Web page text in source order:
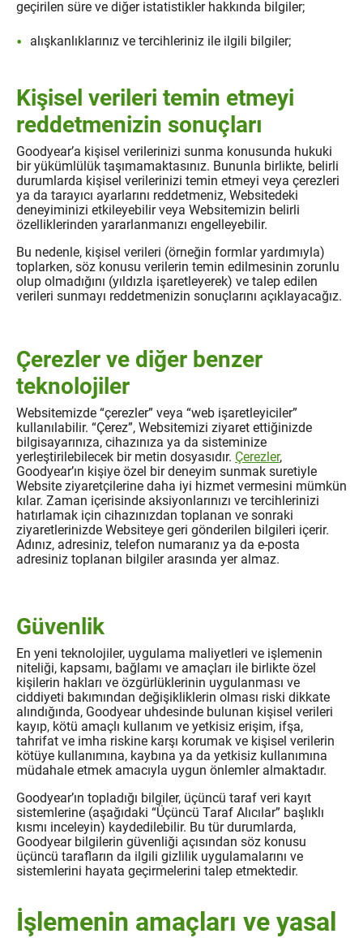
geçirilen süre ve diğer istatistikler hakkında bilgiler;
alışkanlıklarınız ve tercihleriniz ile ilgili bilgiler;
Kişisel verileri temin etmeyi
reddetmenizin sonuçları
Goodyear’a kişisel verilerinizi sunma konusunda hukuki
bir yükümlülük taşımamaktasınız. Bununla birlikte, belirli
durumlarda kişisel verilerinizi temin etmeyi veya çerezleri
ya da tarayıcı ayarlarını reddetmeniz, Websitedeki
deneyiminizi etkileyebilir veya Websitemizin belirli
özelliklerinden yararlanmanızı engelleyebilir.
Bu nedenle, kişisel verileri (örneğin formlar yardımıyla)
toplarken, söz konusu verilerin temin edilmesinin zorunlu
olup olmadığını (yıldızla işaretleyerek) ve talep edilen
verileri sunmayı reddetmenizin sonuçlarını açıklayacağız.
Çerezler ve diğer benzer
teknolojiler
Websitemizde “çerezler” veya “web işaretleyiciler”
kullanılabilir. “Çerez”, Websitemizi ziyaret ettiğinizde
bilgisayarınıza, cihazınıza ya da sisteminize
yerleştirilebilecek bir metin dosyasıdır. Çerezler,
Goodyear’ın kişiye özel bir deneyim sunmak suretiyle
Website ziyaretçilerine daha iyi hizmet vermesini mümkün
kılar. Zaman içerisinde aksiyonlarınızı ve tercihlerinizi
hatırlamak için cihazınızdan toplanan ve sonraki
ziyaretlerinizde Websiteye geri gönderilen bilgileri içerir.
Adınız, adresiniz, telefon numaranız ya da e-posta
adresiniz toplanan bilgiler arasında yer almaz.
Güvenlik
En yeni teknolojiler, uygulama maliyetleri ve işlemenin
niteliği, kapsamı, bağlamı ve amaçları ile birlikte özel
kişilerin hakları ve özgürlüklerinin uygulanması ve
ciddiyeti bakımından değişikliklerin olması riski dikkate
alındığında, Goodyear uhdesinde bulunan kişisel verileri
kayıp, kötü amaçlı kullanım ve yetkisiz erişim, ifşa,
tahrifat ve imha riskine karşı korumak ve kişisel verilerin
kötüye kullanımına, kaybına ya da yetkisiz kullanımına
müdahale etmek amacıyla uygun önlemler almaktadır.
Goodyear’ın topladığı bilgiler, üçüncü taraf veri kayıt
sistemlerine (aşağıdaki “Üçüncü Taraf Alıcılar” başlıklı
kısmı inceleyin) kaydedilebilir. Bu tür durumlarda,
Goodyear bilgilerin güvenliği açısından söz konusu
üçüncü tarafların da ilgili gizlilik uygulamalarını ve
sistemlerini hayata geçirmelerini talep etmektedir.
İşlemenin amaçları ve yasal